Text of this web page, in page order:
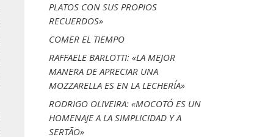
PLATOS CON SUS PROPIOS
RECUERDOS»
COMER EL TIEMPO
RAFFAELE BARLOTTI: «LA MEJOR
MANERA DE APRECIAR UNA
MOZZARELLA ES EN LA LECHERÍA»
RODRIGO OLIVEIRA: «MOCOTÓ ES UN
HOMENAJE A LA SIMPLICIDAD Y A
SERTÃO»